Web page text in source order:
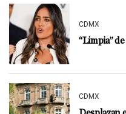
CDMX
“Limpia”
CDMX